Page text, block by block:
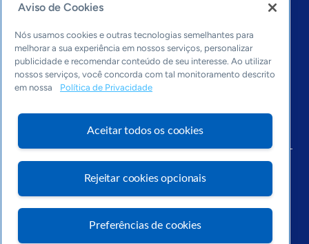
Últimas notícias
Entre em contato
Editorias
Economia & Política
Inovação & Tecnologia
Visite o Portal Sebrae
Aviso de Cookies
Nós usamos cookies e outras tecnologias semelhantes para
melhorar a sua experiência em nossos serviços, personalizar
publicidade e recomendar conteúdo de seu interesse. Ao utilizar
nossos serviços, você concorda com tal monitoramento descrito
em nossa
Política de Privacidade
Aceitar todos os cookies
Rejeitar cookies opcionais
Preferências de cookies